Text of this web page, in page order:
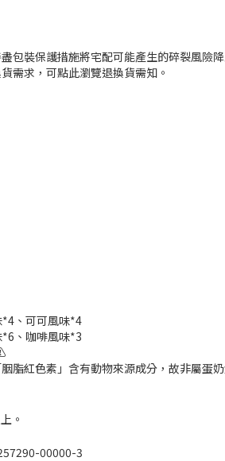
包裝保護措施將宅配可能產生的碎裂風險
需求，可點此瀏覽退換貨需知。
*4 、 可可風味*4
*6 、咖啡風味*3
脂紅色素」含有動物來源成分，故非屬蛋
。
00000-3